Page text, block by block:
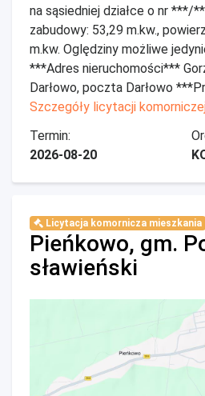
na sąsiedniej działce o nr ***/
zabudowy: 53,29 m.kw.,
m.kw. Oględziny możliwe
***Adres nieruchomości***
Darłowo, poczta Darłowo
Szczegóły licytacji
Termin:
2026-08-20
Licytacja komornicza mieszkania
Pieńkowo, gm.
sławieński